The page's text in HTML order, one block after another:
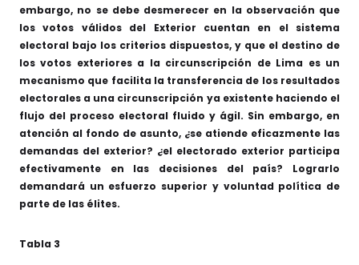
embargo, no se debe desmerecer en la observación que
los votos válidos del Exterior cuentan en el sistema
electoral bajo los criterios dispuestos, y que el destino de
los votos exteriores a la circunscripción de Lima es un
mecanismo que facilita la transferencia de los resultados
electorales a una circunscripción ya existente haciendo el
flujo del proceso electoral fluido y ágil. Sin embargo, en
atención al fondo de asunto, ¿se atiende eficazmente las
demandas del exterior? ¿el electorado exterior participa
efectivamente en las decisiones del país? Lograrlo
demandará un esfuerzo superior y voluntad política de
parte de las élites.
Tabla 3